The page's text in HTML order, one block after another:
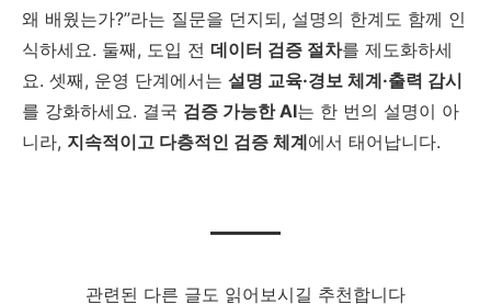
왜 배웠는가?”라는 질문을 던지되, 설명의 한계도 함께 인
식하세요. 둘째, 도입 전 데이터 검증 절차를 제도화하세
요. 셋째, 운영 단계에서는 설명 교육·경보 체계·출력 감시
를 강화하세요. 결국 검증 가능한 AI는 한 번의 설명이 아
니라, 지속적이고 다층적인 검증 체계에서 태어납니다.
관련된 다른 글도 읽어보시길 추천합니다